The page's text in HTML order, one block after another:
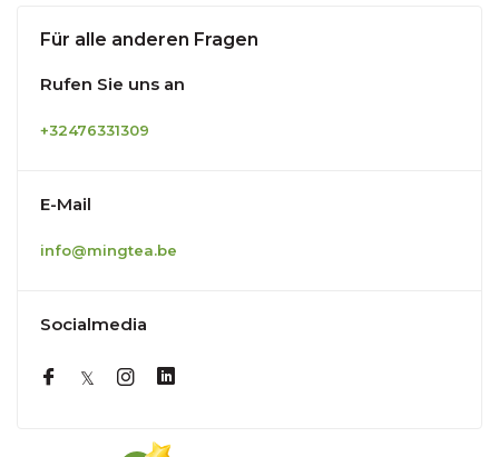
Für alle anderen Fragen
Rufen Sie uns an
+32476331309
E-Mail
info@mingtea.be
Socialmedia